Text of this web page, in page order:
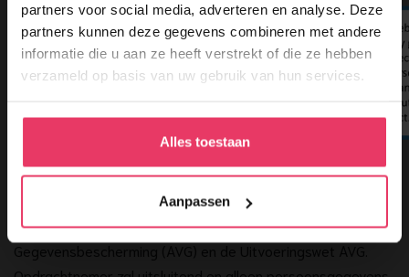
partners voor social media, adverteren en analyse. Deze
partners kunnen deze gegevens combineren met andere
informatie die u aan ze heeft verstrekt of die ze hebben
verzameld op basis van uw gebruik van hun services.
Alles toestaan
Aanpassen
opdrachtnemer wordt aangeboden en hierbij nog voldoende
plaats beschikbaar is. Is dat niet het geval, dan geldt
hetgeen hiervoor onder lid 2 is bepaald. Indien de
verplaatsing binnen 14 dagen voor aanvang kenbaar wordt
verplaatsingskosten verschuldigd, naast het normale tarief
Artikel 7 Persoonsgegevens
1. Opdrachtnemer houdt zich aan de Algemene Verordening
Gegevensbescherming (AVG) en de Uitvoeringswet AVG.